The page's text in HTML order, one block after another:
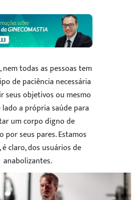
todas as pessoas tem
de paciência necessária
seus objetivos ou mesmo
a própria saúde para
um corpo digno de
por seus pares. Estamos
claro, dos usuários de
anabolizantes.